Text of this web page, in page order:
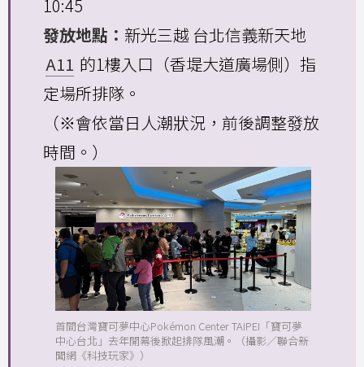
10:45
發放地點： 新光三越 台北信義新天地
A11 的1樓入口（香堤大道廣場側）指
定場所排隊。
（※會依當日人潮狀況，前後調整發放
時間。）
首間台灣寶可夢中心Pokémon Center TAIPEI「寶可夢
中心台北」去年開幕後掀起排隊風潮。（攝影／聯合新
聞網《科技玩家》）